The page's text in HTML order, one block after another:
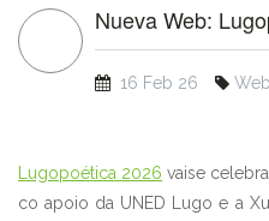
Nueva Web:
16 Feb 26
Lugopoética 2026 vaise
co apoio da UNED Lugo e a